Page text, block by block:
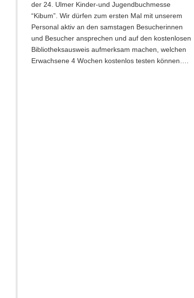
der 24. Ulmer Kinder-und Jugendbuchmesse
“Kibum”. Wir dürfen zum ersten Mal mit unserem
Personal aktiv an den samstagen Besucherinnen
und Besucher ansprechen und auf den kostenlosen
Bibliotheksausweis aufmerksam machen, welchen
Erwachsene 4 Wochen kostenlos testen können….